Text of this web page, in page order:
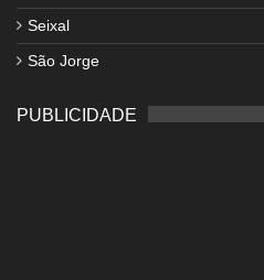
Seixal
São Jorge
PUBLICIDADE